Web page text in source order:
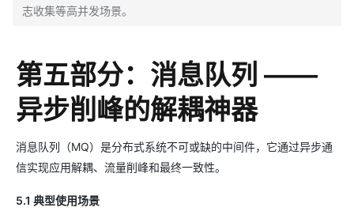
志收集等高并发场景。
第五部分：消息队列 ——
异步削峰的解耦神器
消息队列（MQ）是分布式系统不可或缺的中间件，它通过异步通
信实现应用解耦、流量削峰和最终一致性。
5.1 典型使用场景